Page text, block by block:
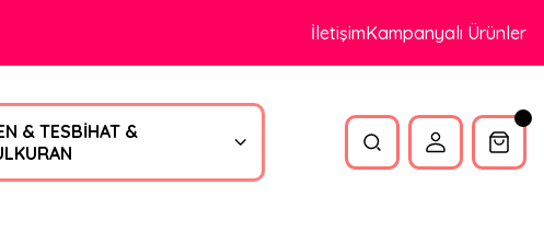
İletişimKampanyalı Ürünler
& TESBİHAT &